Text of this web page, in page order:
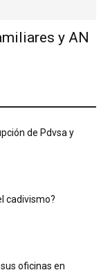
y AN
de Pdvsa y
cadivismo?
oficinas en